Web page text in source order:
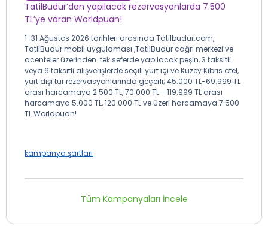
TatilBudur’dan yapılacak rezervasyonlarda 7.500
TL’ye varan Worldpuan!
1-31 Ağustos 2026 tarihleri arasında Tatilbudur.com,
TatilBudur mobil uygulaması ,TatilBudur çağrı merkezi ve
acenteler üzerinden tek seferde yapılacak peşin, 3 taksitli
veya 6 taksitli alışverişlerde seçili yurt içi ve Kuzey Kıbrıs otel,
yurt dışı tur rezervasyonlarında geçerli; 45.000 TL-69.999 TL
arası harcamaya 2.500 TL, 70.000 TL - 119.999 TL arası
harcamaya 5.000 TL, 120.000 TL ve üzeri harcamaya 7.500
TL Worldpuan!
kampanya şartları
Tüm Kampanyaları İncele